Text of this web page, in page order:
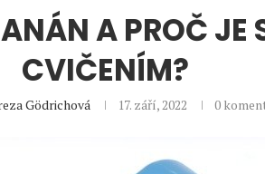
A PROČ JE
CVIČENÍM?
Gödrichová 17. září, 2022 0